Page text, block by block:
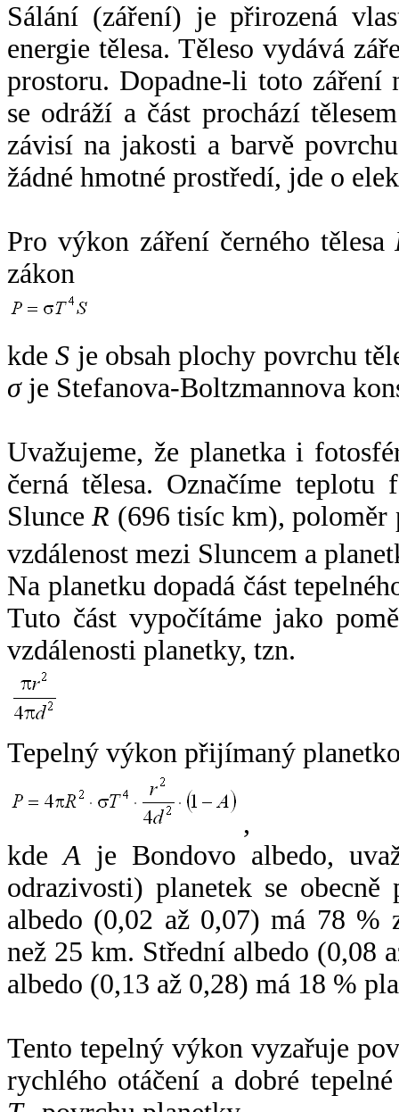
Sálání (záření) je přirozená
energie tělesa. Těleso vydává
prostoru. Dopadne-li toto záření
se odráží a část prochází
závisí na jakosti a barvě
žádné hmotné prostředí, jde o
Pro výkon záření černého tělesa
zákon
kdeS je obsah plochy povrchu
σje Stefanova-Boltzmannova
Uvažujeme, že planetka i
černá tělesa. Označíme
SlunceR (696 tisíc km),
vzdálenost mezi Sluncem a
Na planetku dopadá část
Tuto část vypočítáme jako
vzdálenosti planetky, tzn.
Tepelný výkon přijímaný
,
kdeA je Bondovo albedo,
odrazivosti) planetek se
albedo (0,02 až 0,07) má 78 %
než 25 km. Střední albedo (0,08
albedo (0,13 až 0,28) má 18 %
Tento tepelný výkon vyzařuje
rychlého otáčení a dobré